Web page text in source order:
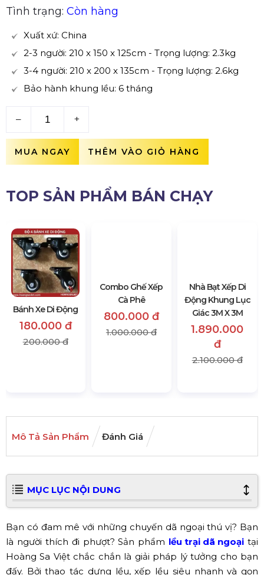
Tình trạng: Còn hàng
Xuất xứ: China
2-3 người: 210 x 150 x 125cm - Trọng lượng: 2.3kg
3-4 người: 210 x 200 x 135cm - Trọng lượng: 2.6kg
Bảo hành khung lều: 6 tháng
– +
MUA NGAY THÊM VÀO GIỎ HÀNG
TOP SẢN PHẨM BÁN CHẠY
Bánh Xe Di Động
180.000 đ
200.000 đ
Combo Ghế Xếp
Cà Phê
800.000 đ
Nhà Bạt Xếp Di
Giác 3M X 3M
1.890.000
đ
MỤC LỤC NỘI DUNG
Bạn có đam mê với những chuyến dã ngoại thú vị? Bạn
là người thích đi phượt? Sản phẩmlều trại dã ngoại
Hoàng Sa Việt chắc chắn là giải pháp lý tưởng cho bạn